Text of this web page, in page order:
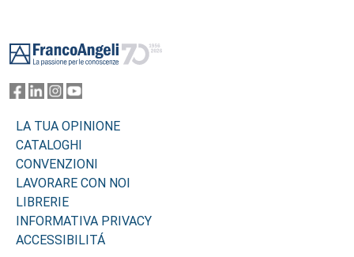
LA TUA OPINIONE
CATALOGHI
CONVENZIONI
LAVORARE CON NOI
LIBRERIE
INFORMATIVA PRIVACY
ACCESSIBILITÁ